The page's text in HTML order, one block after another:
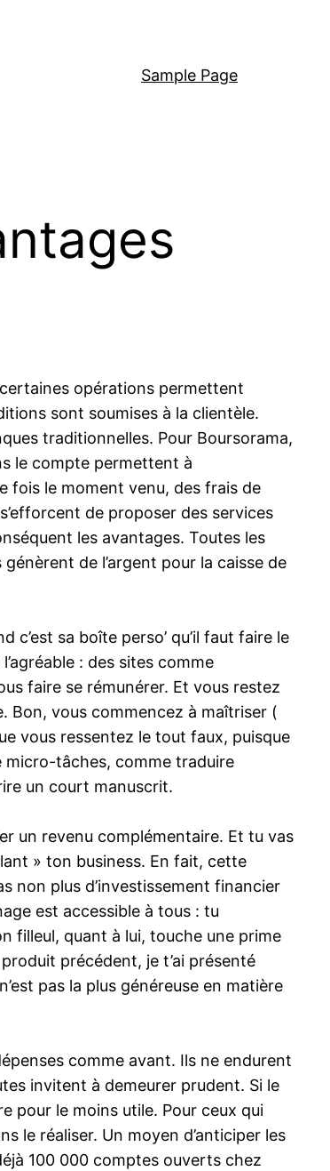
Sample Page
opérations permettent
sont soumises à la clientèle.
traditionnelles. Pour Boursorama,
le compte permettent à
fois le moment venu, des frais de
de proposer des services
les avantages. Toutes les
de l’argent pour la caisse de
sa boîte perso’ qu’il faut faire le
: des sites comme
faire se rémunérer. Et vous restez
Bon, vous commencez à maîtriser (
vous ressentez le tout faux, puisque
micro-tâches, comme traduire
un court manuscrit.
un revenu complémentaire. Et tu vas
» ton business. En fait, cette
non plus d’investissement financier
est accessible à tous : tu
filleul, quant à lui, touche une prime
précédent, je t’ai présenté
pas la plus généreuse en matière
comme avant. Ils ne endurent
invitent à demeurer prudent. Si le
pour le moins utile. Pour ceux qui
le réaliser. Un moyen d’anticiper les
100 000 comptes ouverts chez